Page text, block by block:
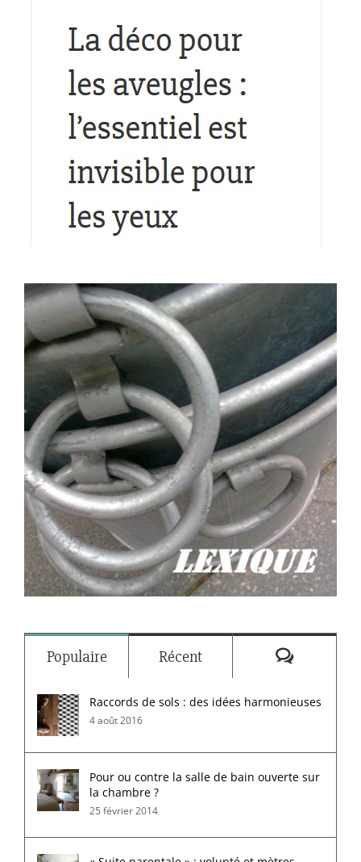
Populaire Récent
Raccords de sols : des idées harmonieuses
4 août 2016
Pour ou contre la salle de bain ouverte sur
la chambre ?
25 février 2014